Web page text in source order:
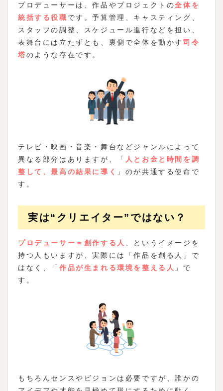
プロデューサーは、作品やプロジェクトの全体を
統括する役職 です。予算管理、キャスティング、
スタッフの調整、スケジュール進行などを担い、
表舞台には立たずとも、裏側で全体を動かす司令
塔のような存在です。
テレビ・映画・音楽・舞台などジャンルによって
異なる部分はありますが、「 人とお金と時間を調
整して、最高の結果に導く
」のが共通する使命で
す。
実は“クリエイター”ではない？
プロデューサー＝創作する人
、というイメージを
持つ人もいますが、実際には「作品を創る人」で
はなく、「 作品が生まれる環境を整える人 」で
す。
もちろんセンスやビジョンは必要ですが、誰かの